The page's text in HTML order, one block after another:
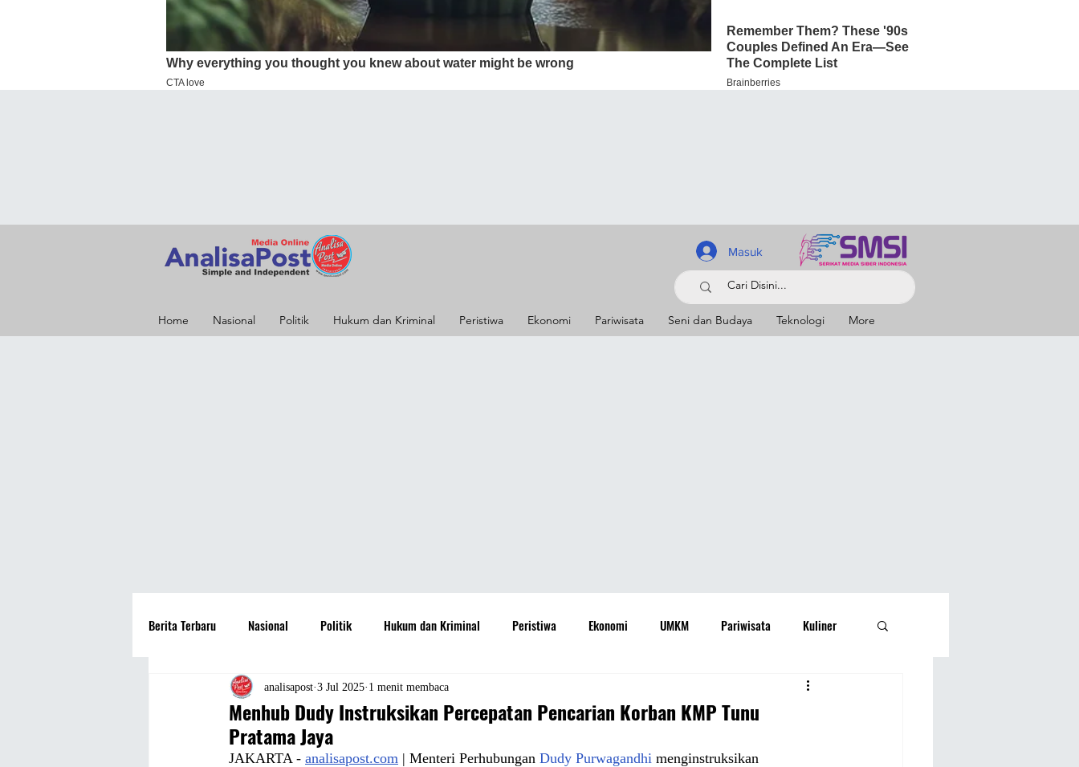
Masuk
Home Nasional Politik Hukum dan Kriminal Peristiwa Ekonomi Pariwisata Seni dan Budaya Teknologi More
Berita Terbaru Nasional Politik Hukum dan Kriminal Peristiwa Ekonomi UMKM Pariwisata Kuliner
Travel Seni dan Budaya Sastra Lifestyle
Film Hiburan Properti Informasi Ramalan Bintang Opini Aspirasi Rakyat
Menhub Dudy Instruksikan Percepatan Pencarian Korban KMP Tunu
Pratama Jaya
analisapost 3 Jul 2025 1 menit membaca
JAKARTA - analisapost.com | Menteri Perhubungan Dudy Purwagandhi menginstruksikan